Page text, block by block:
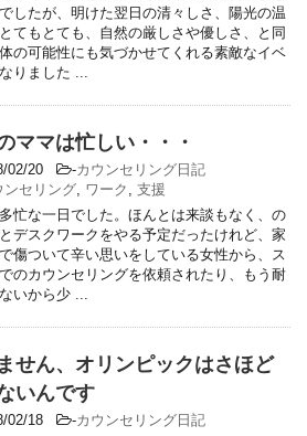
したが、明けた翌日の清々しさ、陽光の温
てもとても、自然の厳しさや優しさ、と同
の可能性にも気づかせてくれる素敵なイベ
りました ...
ママは忙しい・・・
02/20 -カウンセリング日記
ンセリング, ワーク , 支援
忙な一日でした。ほんとは来談もなく、の
デスクワークをやる予定だったけれど、家
傷ついて辛い思いをしている女性から、ス
のカウンセリングを依頼されたり、もう耐
いから少 ...
せん、オリンピックはさほど
いんです
02/18 -カウンセリング日記